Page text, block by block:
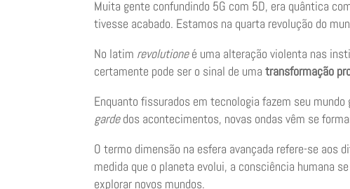
Muita gente confundindo 5G com 5D, era quântica
tivesse acabado. Estamos na quarta revolução do
No latim revolutioneé uma alteração violenta nas
certamente pode ser o sinal de umatransformação
Enquanto fissurados em tecnologia fazem seu
gardedos acontecimentos, novas ondas vêm se
O termo dimensão na esfera avançada refere-se
medida que o planeta evolui, a consciência humana
explorar novos mundos.